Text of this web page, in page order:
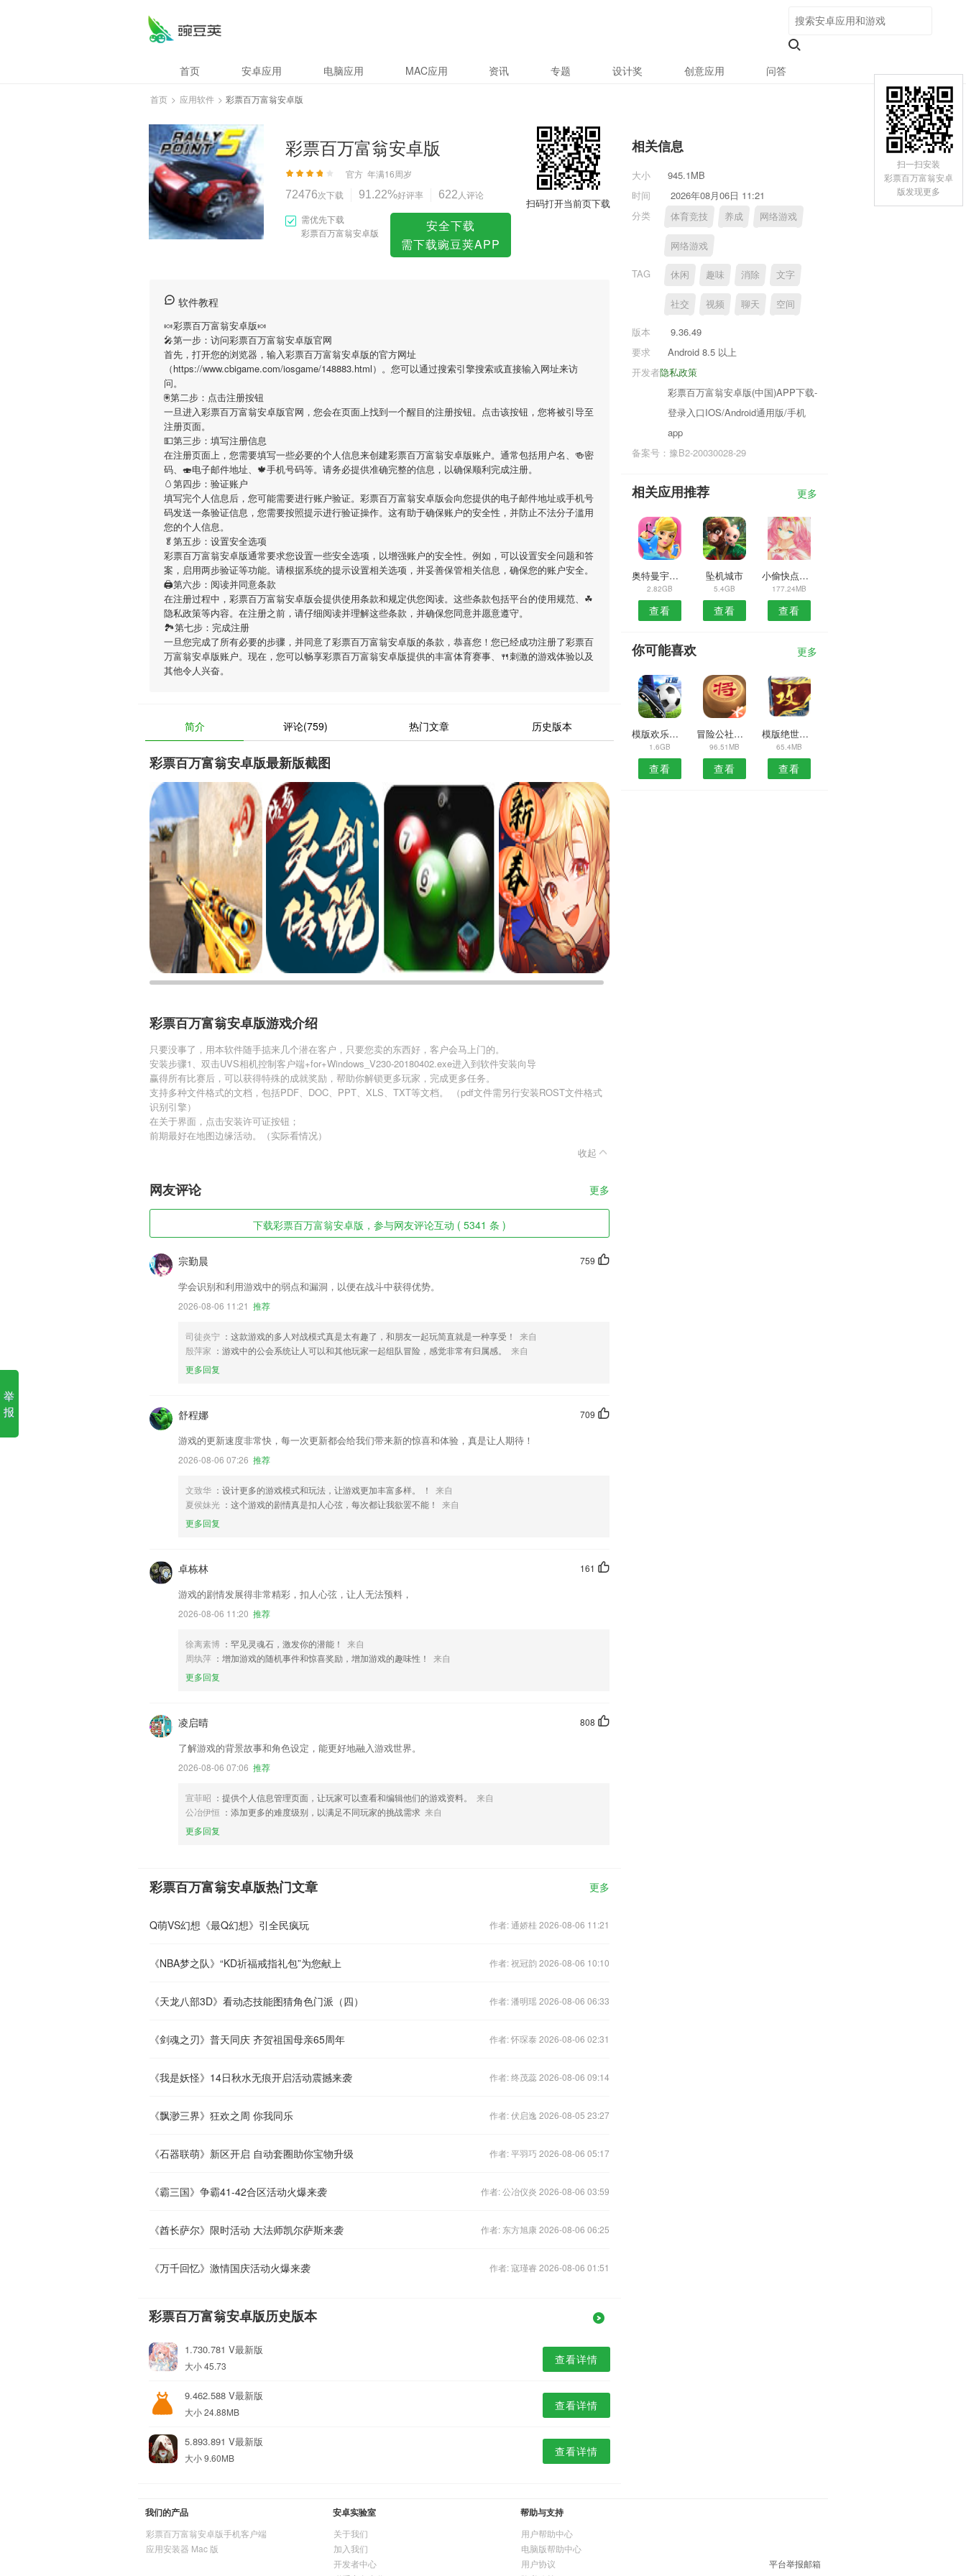
首页 安卓应用 电脑应用 MAC应用 资讯 专题 设计奖 创意应用 问答
首页 > 应用软件 > 彩票百万富翁安卓版
彩票百万富翁安卓版
官方 年满16周岁
72476次下载 91.22%好评率 622 人评论
需优先下载
彩票百万富翁安卓版
安全下载
需下载豌豆荚APP
扫码打开当前页下载
软件教程
🍬彩票百万富翁安卓版🍬
🎤第一步：访问彩票百万富翁安卓版官网
首先，打开您的浏览器，输入彩票百万富翁安卓版的官方网址
（https://www.cbigame.com/iosgame/148883.html）。您可以通过搜索引擎搜索或直接输入网址来访
问。
🖲第二步：点击注册按钮
一旦进入彩票百万富翁安卓版官网，您会在页面上找到一个醒目的注册按钮。点击该按钮，您将被引导至
注册页面。
💵第三步：填写注册信息
在注册页面上，您需要填写一些必要的个人信息来创建彩票百万富翁安卓版账户。通常包括用户名、🍻密
码、🍣电子邮件地址、🍁手机号码等。请务必提供准确完整的信息，以确保顺利完成注册。
🥚第四步：验证账户
填写完个人信息后，您可能需要进行账户验证。彩票百万富翁安卓版会向您提供的电子邮件地址或手机号
码发送一条验证信息，您需要按照提示进行验证操作。这有助于确保账户的安全性，并防止不法分子滥用
您的个人信息。
🥬第五步：设置安全选项
彩票百万富翁安卓版通常要求您设置一些安全选项，以增强账户的安全性。例如，可以设置安全问题和答
案，启用两步验证等功能。请根据系统的提示设置相关选项，并妥善保管相关信息，确保您的账户安全。
🖨第六步：阅读并同意条款
在注册过程中，彩票百万富翁安卓版会提供使用条款和规定供您阅读。这些条款包括平台的使用规范、☘
隐私政策等内容。在注册之前，请仔细阅读并理解这些条款，并确保您同意并愿意遵守。
🏞第七步：完成注册
一旦您完成了所有必要的步骤，并同意了彩票百万富翁安卓版的条款，恭喜您！您已经成功注册了彩票百
万富翁安卓版账户。现在，您可以畅享彩票百万富翁安卓版提供的丰富体育赛事、🍴刺激的游戏体验以及
其他令人兴奋。
简介 评论(759) 热门文章 历史版本
彩票百万富翁安卓版最新版截图
彩票百万富翁安卓版游戏介绍
只要没事了，用本软件随手掂来几个潜在客户，只要您卖的东西好，客户会马上门的。
安装步骤1、双击UVS相机控制客户端+for+Windows_V230-20180402.exe进入到软件安装向导
赢得所有比赛后，可以获得特殊的成就奖励，帮助你解锁更多玩家，完成更多任务。
支持多种文件格式的文档，包括PDF、DOC、PPT、XLS、TXT等文档。 （pdf文件需另行安装ROST文件格式
识别引擎）
在关于界面，点击安装许可证按钮；
前期最好在地图边缘活动。（实际看情况）
收起
网友评论 更多
下载彩票百万富翁安卓版，参与网友评论互动 ( 5341 条 )
759
宗勤晨
学会识别和利用游戏中的弱点和漏洞，以便在战斗中获得优势。
2026-08-06 11:21 推荐
司徒炎宁 ：这款游戏的多人对战模式真是太有趣了，和朋友一起玩简直就是一种享受！
来自
殷萍家 ：游戏中的公会系统让人可以和其他玩家一起组队冒险，感觉非常有归属感。
来自
更多回复
709
舒程娜
游戏的更新速度非常快，每一次更新都会给我们带来新的惊喜和体验，真是让人期待！
2026-08-06 07:26 推荐
文致华 ：设计更多的游戏模式和玩法，让游戏更加丰富多样。 ！
来自
夏侯妹光 ：这个游戏的剧情真是扣人心弦，每次都让我欲罢不能！
来自
更多回复
161
卓栋林
游戏的剧情发展得非常精彩，扣人心弦，让人无法预料，
2026-08-06 11:20 推荐
徐离素博 ：罕见灵魂石，激发你的潜能！
来自
周纨萍 ：增加游戏的随机事件和惊喜奖励，增加游戏的趣味性！
来自
更多回复
808
凌启晴
了解游戏的背景故事和角色设定，能更好地融入游戏世界。
2026-08-06 07:06 推荐
宣菲昭 ：提供个人信息管理页面，让玩家可以查看和编辑他们的游戏资料。
来自
公冶伊恒 ：添加更多的难度级别，以满足不同玩家的挑战需求 来自
更多回复
彩票百万富翁安卓版热门文章 更多
Q萌VS幻想《最Q幻想》引全民疯玩 作者: 通娇桂 2026-08-06 11:21
《NBA梦之队》“KD祈福戒指礼包”为您献上 作者: 祝冠韵 2026-08-06 10:10
《天龙八部3D》看动态技能图猜角色门派（四） 作者: 潘明瑶 2026-08-06 06:33
《剑魂之刃》普天同庆 齐贺祖国母亲65周年 作者: 怀琛泰 2026-08-06 02:31
《我是妖怪》14日秋水无痕开启活动震撼来袭 作者: 终茂蕊 2026-08-06 09:14
《飘渺三界》狂欢之周 你我同乐 作者: 伏启逸 2026-08-05 23:27
《石器联萌》新区开启 自动套圈助你宝物升级 作者: 平羽巧 2026-08-06 05:17
《霸三国》争霸41-42合区活动火爆来袭 作者: 公冶仪炎 2026-08-06 03:59
《酋长萨尔》限时活动 大法师凯尔萨斯来袭 作者: 东方旭康 2026-08-06 06:25
《万千回忆》激情国庆活动火爆来袭 作者: 寇瑾睿 2026-08-06 01:51
彩票百万富翁安卓版历史版本
1.730.781 V最新版
大小 45.73 查看详情
9.462.588 V最新版
大小 24.88MB 查看详情
5.893.891 V最新版
大小 9.60MB 查看详情
相关信息
大小
945.1MB
时间
2026年08月06日 11:21
分类
体育竞技 养成 网络游戏
网络游戏
TAG 休闲 趣味 消除 文字
社交 视频 聊天 空间
版本
9.36.49
要求
Android 8.5 以上
隐私政策
开发者
彩票百万富翁安卓版(中国)APP下载-
登录入口IOS/Android通用版/手机
app
备案号：豫B2-20030028-29
相关应用推荐 更多
奥特曼宇宙英雄安卓版
2.82GB
查看
坠机城市
5.4GB
查看
小偷快点跑游戏
177.24MB
查看
你可能喜欢 更多
模版欢乐水果连连看红包版
1.6GB
查看
冒险公社测试服
96.51MB
查看
模版绝世剑仙在都市
65.4MB
查看
我们的产品
彩票百万富翁安卓版手机客户端
应用安装器 Mac 版
安卓实验室
关于我们
加入我们
开发者中心
帮助与支持
用户帮助中心
电脑版帮助中心
用户协议
平台举报邮箱
扫一扫安装
彩票百万富翁安卓
版发现更多
举
报